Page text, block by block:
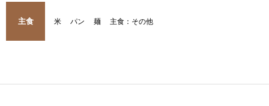
主食 米 パン 麺 主食：その他